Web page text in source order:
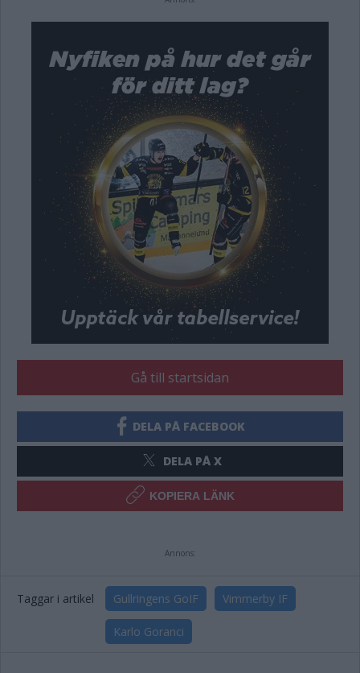
Gå till startsidan
DELA PÅ FACEBOOK
DELA PÅ X
KOPIERA LÄNK
Annons:
Taggar i artikel Gullringens GoIF Vimmerby IF
Karlo Goranci